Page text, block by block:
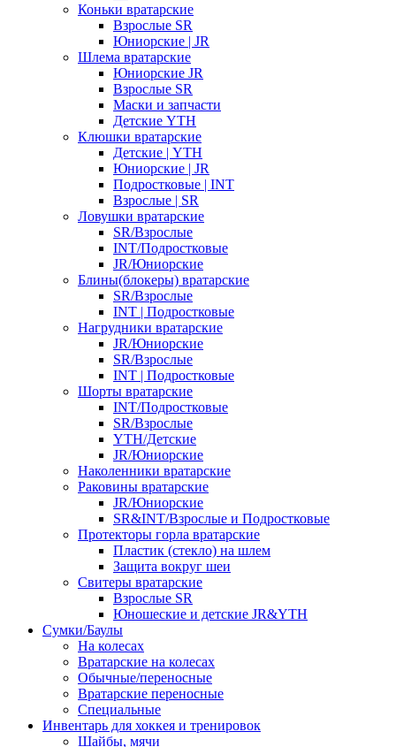
Коньки вратарские
Взрослые SR
Юниорские | JR
Шлема вратарские
Юниорские JR
Взрослые SR
Маски и запчасти
Детские YTH
Клюшки вратарские
Детские | YTH
Юниорские | JR
Подростковые | INT
Взрослые | SR
Ловушки вратарские
SR/Взрослые
INT/Подростковые
JR/Юниорские
Блины(блокеры) вратарские
SR/Взрослые
INT | Подростковые
Нагрудники вратарские
JR/Юниорские
SR/Взрослые
INT | Подростковые
Шорты вратарские
INT/Подростковые
SR/Взрослые
YTH/Детские
JR/Юниорские
Наколенники вратарские
Раковины вратарские
JR/Юниорские
SR&INT/Взрослые и Подростковые
Протекторы горла вратарские
Пластик (стекло) на шлем
Защита вокруг шеи
Свитеры вратарские
Взрослые SR
Юношеские и детские JR&YTH
Сумки/Баулы
На колесах
Вратарские на колесах
Обычные/переносные
Вратарские переносные
Специальные
Инвентарь для хоккея и тренировок
Шайбы, мячи